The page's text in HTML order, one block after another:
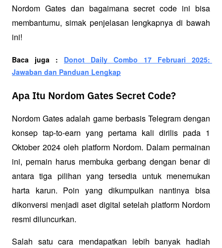
Nordom Gates dan bagaimana secret code ini bisa
membantumu, simak penjelasan lengkapnya di bawah
ini!
Baca juga : Donot Daily Combo 17 Februari 2025:
Jawaban dan Panduan Lengkap
Apa Itu Nordom Gates Secret Code?
Nordom Gates adalah game berbasis Telegram dengan
konsep tap-to-earn yang pertama kali dirilis pada 1
Oktober 2024 oleh platform Nordom. Dalam permainan
ini, pemain harus membuka gerbang dengan benar di
antara tiga pilihan yang tersedia untuk menemukan
harta karun. Poin yang dikumpulkan nantinya bisa
dikonversi menjadi aset digital setelah platform Nordom
resmi diluncurkan.
Salah satu cara mendapatkan lebih banyak hadiah